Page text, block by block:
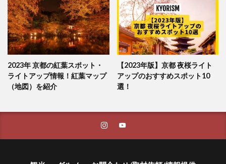
2023年 京都の紅葉スポット・
ライトアップ情報！紅葉マップ
（地図）を紹介
【2023年版】京都 夜桜ライト
アップのおすすめスポット10
選！